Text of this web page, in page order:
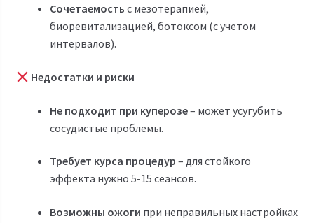
Сочетаемость с мезотерапией,
биоревитализацией, ботоксом (с учетом
интервалов).
Недостатки и риски
Не подходит при куперозе– может усугубить
сосудистые проблемы.
Требует курса процедур – для стойкого
эффекта нужно 5-15 сеансов.
Возможны ожоги при неправильных настройках